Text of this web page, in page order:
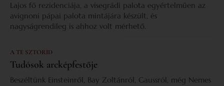
Lajos fő rezidenciája, a visegrádi palota egyértelműen az
avignoni pápai palota mintájára készült, és
nagyságrendileg is ahhoz volt mérhető.
A TE SZTORID
Tudósok arcképfestője
Beszéltünk Einsteinről, Bay Zoltánról, Gaussról, még Nemes